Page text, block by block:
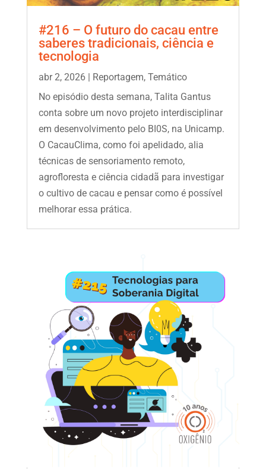
#216 – O futuro do cacau entre
saberes tradicionais, ciência e
tecnologia
abr 2, 2026| Reportagem, Temático
No episódio desta semana, Talita Gantus
conta sobre um novo projeto interdisciplinar
em desenvolvimento pelo BI0S, na Unicamp.
O CacauClima, como foi apelidado, alia
técnicas de sensoriamento remoto,
agrofloresta e ciência cidadã para investigar
o cultivo de cacau e pensar como é possível
melhorar essa prática.